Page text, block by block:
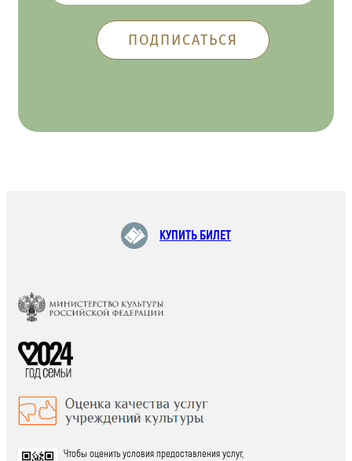
КУПИТЬ БИЛЕТ
Чтобы оценить условия предоставления услуг,